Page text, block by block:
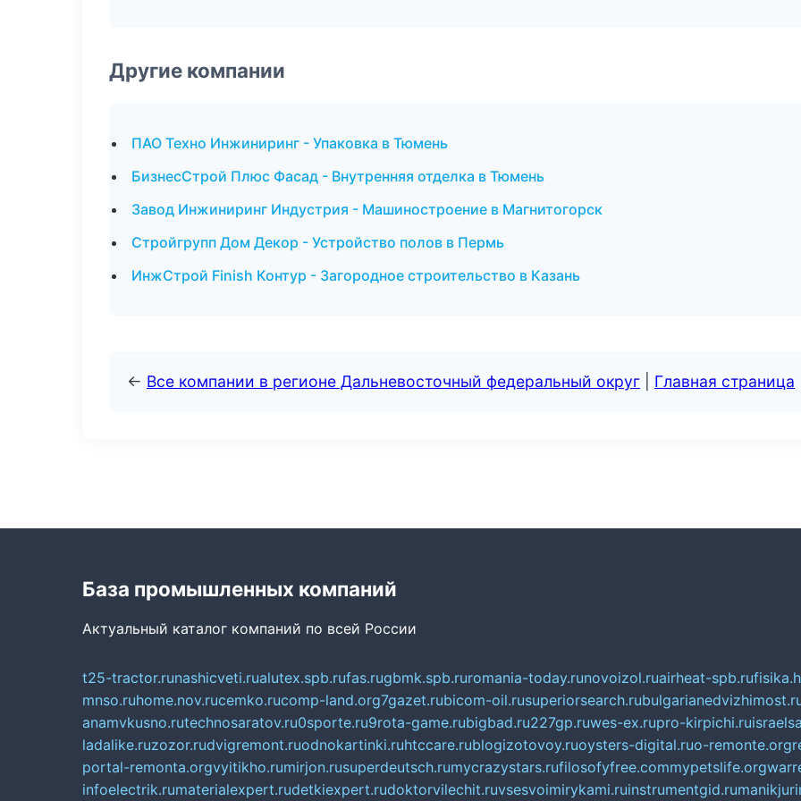
Другие компании
ПАО Техно Инжиниринг - Упаковка в Тюмень
БизнесСтрой Плюс Фасад - Внутренняя отделка в Тюмень
Завод Инжиниринг Индустрия - Машиностроение в Магнитогорск
Стройгрупп Дом Декор - Устройство полов в Пермь
ИнжСтрой Finish Контур - Загородное строительство в Казань
← Все компании в регионе Дальневосточный федеральный округ Главная страница
База промышленных компаний
Актуальный каталог компаний по всей России
t25-tractor.runashicveti.rualutex.spb.rufas.rugbmk.spb.ruromania-today.runovoizol.ruairheat-spb.ru
mnso.ruhome.nov.rucemko.rucomp-land.org7gazet.rubicom-oil.rusuperiorsearch.ru
anamvkusno.rutechnosaratov.ru0sporte.ru9rota-game.rubigbad.ru227gp.ruwes-ex.rupro-kirpichi.ru
ladalike.ruzozor.rudvigremont.ruodnokartinki.ruhtccare.rublogizotovoy.ruoysters-digital.ruo-remonte.org
portal-remonta.orgvyitikho.rumirjon.rusuperdeutsch.rumycrazystars.rufilosofyfree.commypetslife.org
infoelectrik.rumaterialexpert.rudetkiexpert.rudoktorvilechit.ruvsesvoimirykami.ruinstrumentgid.ru